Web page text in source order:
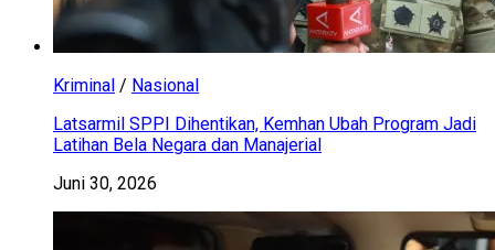
Kriminal / Nasional
Latsarmil SPPI Dihentikan, Kemhan Ubah Program Jadi
Latihan Bela Negara dan Manajerial
Juni 30, 2026